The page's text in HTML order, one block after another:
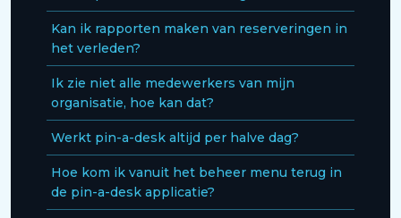
Kan ik rapporten maken van reserveringen in
het verleden?
Ik zie niet alle medewerkers van mijn
organisatie, hoe kan dat?
Werkt pin-a-desk altijd per halve dag?
Hoe kom ik vanuit het beheer menu terug in
de pin-a-desk applicatie?